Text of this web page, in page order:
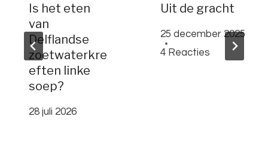
Is het eten
van
Delflandse
zoetwaterkre
eften linke
soep?
28 juli 2026
Uit de gracht
25 december 2025
4 Reacties